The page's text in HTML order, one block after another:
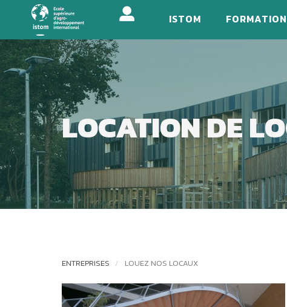
contenu
principal
ISTOM
LOCATION DE
ENTREPRISES LOUEZ NOS LOCAUX